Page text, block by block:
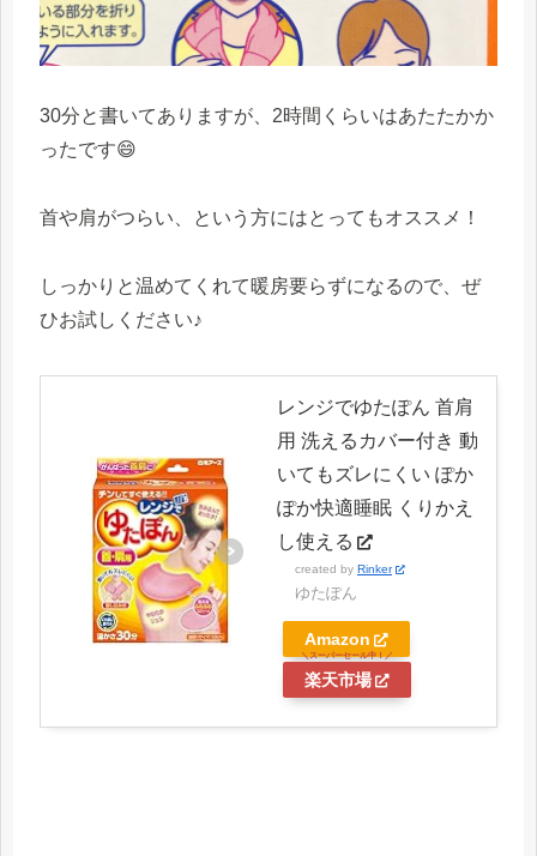
30分と書いてありますが、2時間くらいはあたたかか
ったです😄
首や肩がつらい、という方にはとってもオススメ！
しっかりと温めてくれて暖房要らずになるので、ぜ
ひお試しください♪
レンジでゆたぽん 首肩
用 洗えるカバー付き 動
いてもズレにくい ぽか
ぽか快適睡眠 くりかえ
し使える
created by Rinker
ゆたぽん
Amazon
楽天市場